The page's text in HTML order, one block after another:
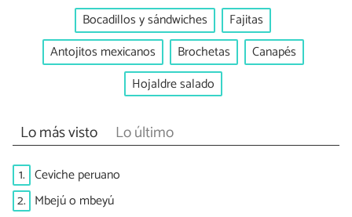
Bocadillos y sándwiches
Fajitas
Antojitos mexicanos
Brochetas
Canapés
Hojaldre salado
Lo más visto Lo último
1. Ceviche peruano
2. Mbejú o mbeyú